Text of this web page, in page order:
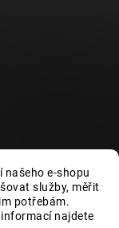
e-shopu
služby, měřit
potřebám.
najdete